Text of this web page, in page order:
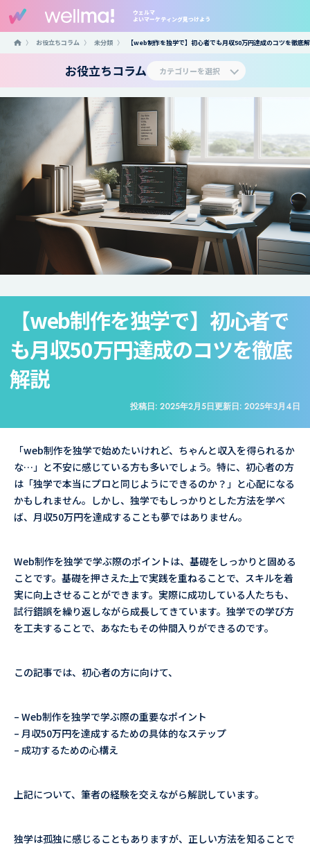
ウェルマ
よいマーケティング見つけよう
〉 お役立ちコラム 〉 未分類 〉 【web制作を独学で】初心者でも月収50万円達成のコツを徹底
お役立ちコラム
【web制作を独学で】初心者で
も月収50万円達成のコツを徹底
解説
投稿日: 2025年2月5日更新日: 2025年3月4日
「web制作を独学で始めたいけれど、ちゃんと収入を得られるか
な…」と不安に感じている方も多いでしょう。特に、初心者の方
は「独学で本当にプロと同じようにできるのか？」と心配になる
かもしれません。しかし、独学でもしっかりとした方法を学べ
ば、月収50万円を達成することも夢ではありません。
Web制作を独学で学ぶ際のポイントは、基礎をしっかりと固める
ことです。基礎を押さえた上で実践を重ねることで、スキルを着
実に向上させることができます。実際に成功している人たちも、
試行錯誤を繰り返しながら成長してきています。独学での学び方
を工夫することで、あなたもその仲間入りができるのです。
この記事では、初心者の方に向けて、
– Web制作を独学で学ぶ際の重要なポイント
– 月収50万円を達成するための具体的なステップ
– 成功するための心構え
上記について、筆者の経験を交えながら解説しています。
独学は孤独に感じることもありますが、正しい方法を知ることで